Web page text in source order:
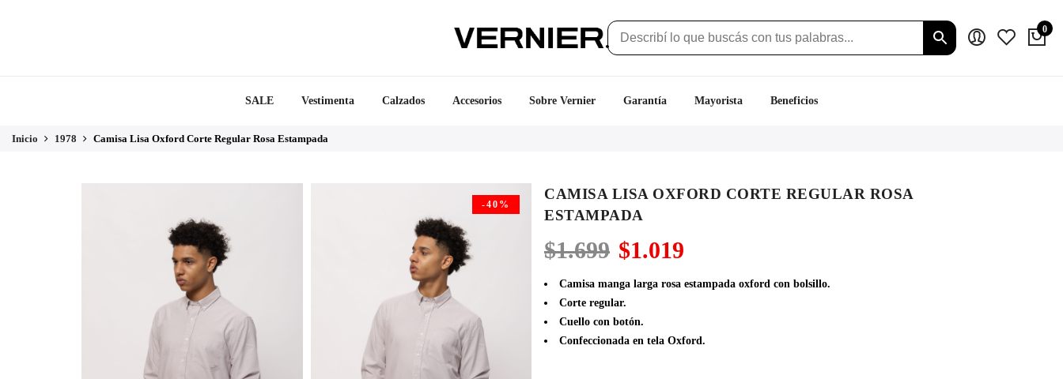
0
SALE Vestimenta Calzados Accesorios Sobre Vernier Garantía Mayorista Beneficios
Inicio 1978 Camisa Lisa Oxford Corte Regular Rosa Estampada
-40%
CAMISA LISA OXFORD CORTE REGULAR ROSA
ESTAMPADA
$1.699 El
precio
original
era:
$1.699.
$1.019
actual
Camisa manga larga rosa estampada oxford con bolsillo.
Corte regular.
Cuello con botón.
Confeccionada en tela Oxford.